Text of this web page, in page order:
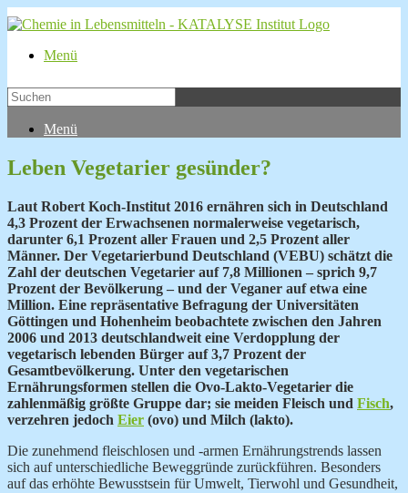
Menü
Menü
Leben Vegetarier gesünder?
Laut Robert Koch-Institut 2016 ernähren sich in Deutschland
4,3 Prozent der Erwachsenen normalerweise vegetarisch,
darunter 6,1 Prozent aller Frauen und 2,5 Prozent aller
Männer. Der Vegetarierbund Deutschland (VEBU) schätzt die
Zahl der deutschen Vegetarier auf 7,8 Millionen – sprich 9,7
Prozent der Bevölkerung – und der Veganer auf etwa eine
Million. Eine repräsentative Befragung der Universitäten
Göttingen und Hohenheim beobachtete zwischen den Jahren
2006 und 2013 deutschlandweit eine Verdopplung der
vegetarisch lebenden Bürger auf 3,7 Prozent der
Gesamtbevölkerung. Unter den vegetarischen
Ernährungsformen stellen die Ovo-Lakto-Vegetarier die
zahlenmäßig größte Gruppe dar; sie meiden Fleisch und Fisch,
verzehren jedoch Eier (ovo) und Milch (lakto).
Die zunehmend fleischlosen und -armen Ernährungstrends lassen
sich auf unterschiedliche Beweggründe zurückführen. Besonders
auf das erhöhte Bewusstsein für Umwelt, Tierwohl und Gesundheit,